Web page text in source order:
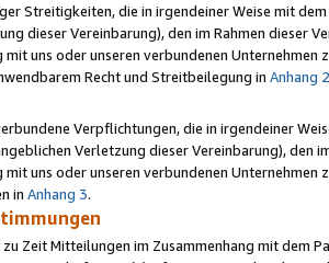
Streitigkeiten, die in irgendeiner Weise mit
dieser Vereinbarung), den im Rahmen dieser
mit uns oder unseren verbundenen
Recht und Streitbeilegung in Anhang 2
Verpflichtungen, die in irgendeiner
Verletzung dieser Vereinbarung), den
mit uns oder unseren verbundenen
in Anhang 3.
Zeit Mitteilungen im Zusammenhang mit dem